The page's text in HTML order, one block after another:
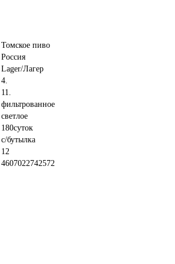
Томское пиво
Россия
Lager/Лагер
4.
11.
фильтрованное
светлое
180суток
с/бутылка
12
4607022742572